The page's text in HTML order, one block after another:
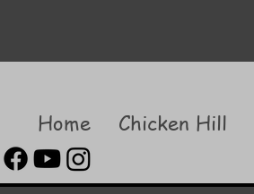
Home Chicken Hill